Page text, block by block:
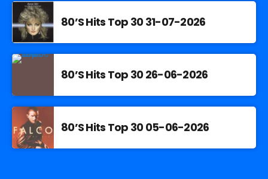
80’S Hits Top 30 31-07-2026
80’S Hits Top 30 26-06-2026
80’S Hits Top 30 05-06-2026